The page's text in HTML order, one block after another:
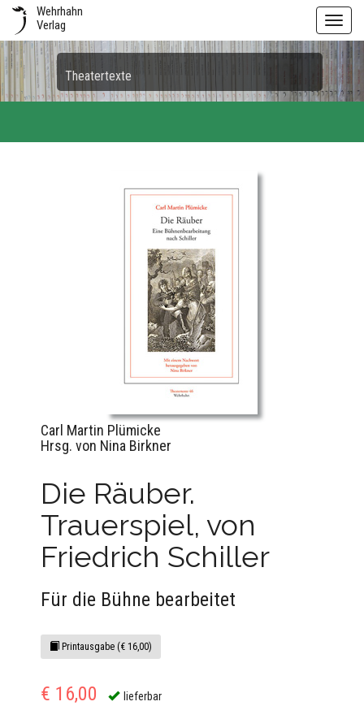
Wehrhahn
Verlag
Theatertexte
Carl Martin Plümicke
Hrsg. von Nina Birkner
Die Räuber.
Trauerspiel, von
Friedrich Schiller
Für die Bühne bearbeitet
Printausgabe (€ 16,00)
€ 16,00 lieferbar